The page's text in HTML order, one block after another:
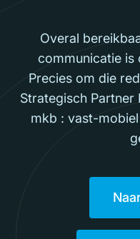
Overal
communicatie is
Precies om die
Strategisch Partner
mkb : vast-